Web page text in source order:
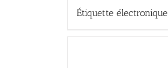
Étiquette électronique